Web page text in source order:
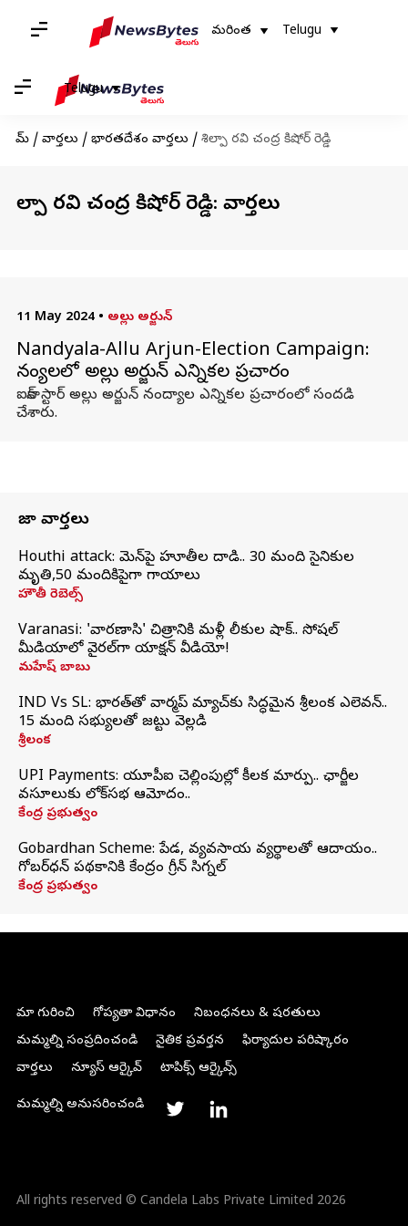
మరింత Telugu
Telugu
హోమ్ / వార్తలు / భారతదేశం వార్తలు / శిల్పా రవి చంద్ర కిషోర్ రెడ్డి
శిల్పా రవి చంద్ర కిషోర్ రెడ్డి: వార్తలు
11 May 2024 • అల్లు అర్జున్
Nandyala-Allu Arjun-Election Campaign:
నంద్యాలలో అల్లు అర్జున్​ ఎన్నికల ప్రచారం
ఐకాన్​ స్టార్​ అల్లు అర్జున్ నంద్యాల ఎన్నికల ప్రచారంలో సందడి
చేశారు.
తాజా వార్తలు
Houthi attack: యెమెన్‌పై హూతీల దాడి.. 30 మంది సైనికుల
మృతి,50 మందికిపైగా గాయాలు
హౌతీ రెబెల్స్
Varanasi: 'వారణాసి' చిత్రానికి మళ్లీ లీకుల షాక్.. సోషల్
మీడియాలో వైరల్‌గా యాక్షన్ వీడియో!
మహేష్ బాబు
IND Vs SL: భారత్‌తో వార్మప్‌ మ్యాచ్‌కు సిద్ధమైన శ్రీలంక ఎలెవన్..
15 మంది సభ్యులతో జట్టు వెల్లడి
శ్రీలంక
UPI Payments: యూపీఐ చెల్లింపుల్లో కీలక మార్పు.. ఛార్జీల
వసూలుకు లోక్‌సభ ఆమోదం..
కేంద్ర ప్రభుత్వం
Gobardhan Scheme: పేడ, వ్యవసాయ వ్యర్థాలతో ఆదాయం..
గోబర్‌ధన్ పథకానికి కేంద్రం గ్రీన్ సిగ్నల్
కేంద్ర ప్రభుత్వం
మా గురించి గోప్యతా విధానం
నిబంధనలు & షరతులు
మమ్మల్ని సంప్రదించండి
నైతిక ప్రవర్తన
ఫిర్యాదుల పరిష్కారం
వార్తలు
న్యూస్ ఆర్కైవ్ టాపిక్స్ ఆర్కైవ్స్
మమ్మల్ని అనుసరించండి
All rights reserved © Candela Labs Private Limited 2026